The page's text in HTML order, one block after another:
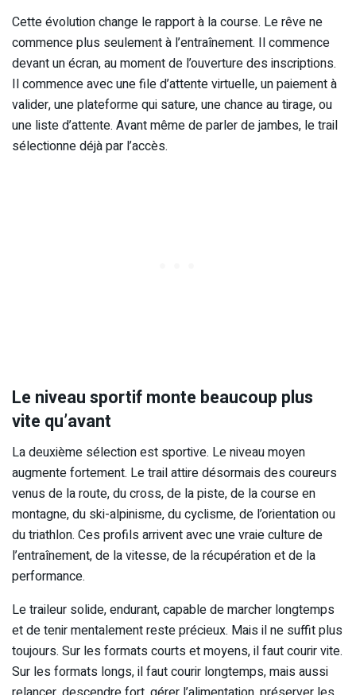
Cette évolution change le rapport à la course. Le rêve ne
commence plus seulement à l’entraînement. Il commence
devant un écran, au moment de l’ouverture des inscriptions.
Il commence avec une file d’attente virtuelle, un paiement à
valider, une plateforme qui sature, une chance au tirage, ou
une liste d’attente. Avant même de parler de jambes, le trail
sélectionne déjà par l’accès.
Le niveau sportif monte beaucoup plus
vite qu’avant
La deuxième sélection est sportive. Le niveau moyen
augmente fortement. Le trail attire désormais des coureurs
venus de la route, du cross, de la piste, de la course en
montagne, du ski-alpinisme, du cyclisme, de l’orientation ou
du triathlon. Ces profils arrivent avec une vraie culture de
l’entraînement, de la vitesse, de la récupération et de la
performance.
Le traileur solide, endurant, capable de marcher longtemps
et de tenir mentalement reste précieux. Mais il ne suffit plus
toujours. Sur les formats courts et moyens, il faut courir vite.
Sur les formats longs, il faut courir longtemps, mais aussi